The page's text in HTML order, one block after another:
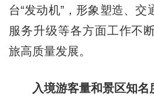
台“发动机”，形象塑造、交
服务升级等各方面工作不
旅高质量发展。
入境游客量和景区知名